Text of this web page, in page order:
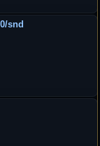
snd